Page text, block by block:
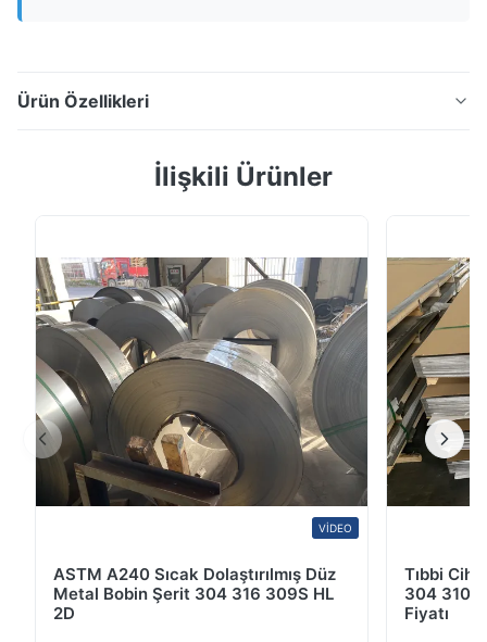
Ürün Özellikleri
dikişsiz sıcak vallası Ürün Genel Görünümü A500 sınıfı
kullanılır.000 psi (veya 315 MPa) ve en az 58'lik bir
germe dayanıklılığıB sınıfı ...
İlişkili Ürünler
VIDEO
ASTM A240 Sıcak Dolaştırılmış Düz
Metal Bobin Şerit 304 316 309S HL
2D
Tıbbi
304 310
Fiyatı